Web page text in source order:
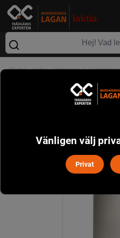
Start> Jakt> Jaktvapen>
Vänligen välj
Privat